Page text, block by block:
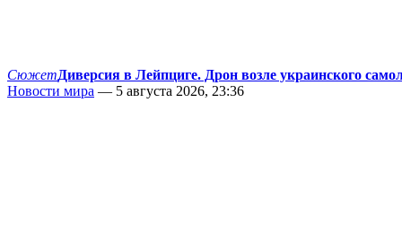
СюжетДиверсия в Лейпциге. Дрон возле украинского
Новости мира — 5 августа 2026, 23:36